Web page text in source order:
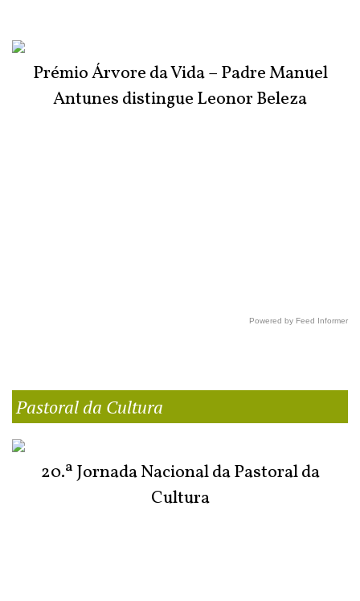
Prémio Árvore da Vida – Padre Manuel
Antunes distingue Leonor Beleza
Powered by Feed Informer
Pastoral da Cultura
20.ª Jornada Nacional da Pastoral da
Cultura